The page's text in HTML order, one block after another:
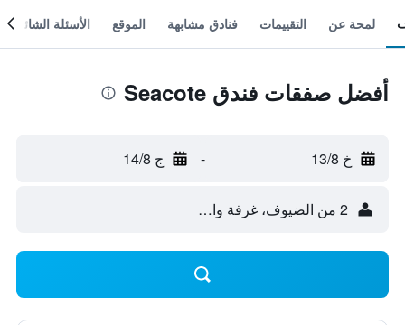
لمحة عن التقييمات فنادق مشابهة الموقع الأسئلة الشائعة
أفضل صفقات فندق Seacote
خ 13/8 - ج 14/8
2 من الضيوف، غرفة واحدة